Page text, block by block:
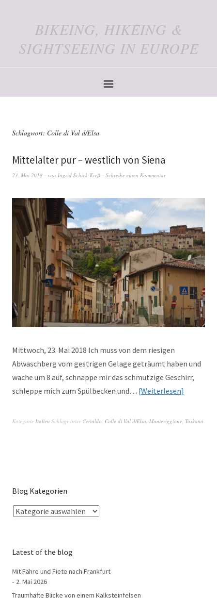
BIKEING, HIKEING &
SIGHTSEEING IN EUROPE
Schlagwort: Colle di Val d/Elsa
Mittelalter pur – westlich von Siena
23. Mai 2018 von Ingrid Schick-Kreß Schreibe einen Kommentar
Mittwoch, 23. Mai 2018 Ich muss von dem riesigen
Abwaschberg vom gestrigen Gelage geträumt haben und
wache um 8 auf, schnappe mir das schmutzige Geschirr,
schleppe mich zum Spülbecken und… Weiterlesen
Kategorie Italien Schlagwörter Certaldo Colle di Val d/Elsa Monteriggione Toskana
Blog Kategorien
Latest of the blog
Mit Fähre und Fiete nach Frankfurt
2. Mai 2026
Traumhafte Blicke von einem Kalksteinfelsen